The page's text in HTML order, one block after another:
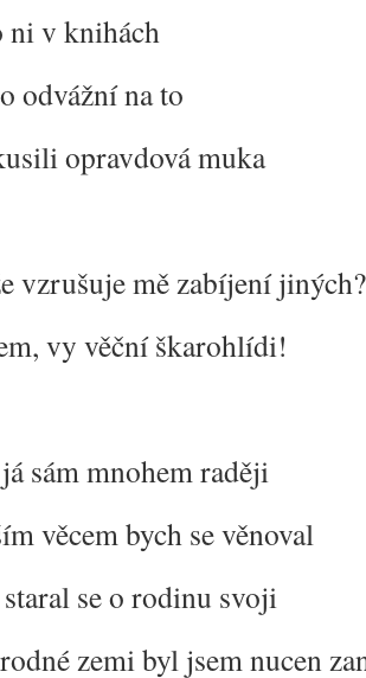
ni v knihách
odvážní na to
opravdová muka
vzrušuje mě zabíjení jiných?
vy věční škarohlídi!
sám mnohem raději
věcem bych se věnoval
se o rodinu svoji
zemi byl jsem nucen